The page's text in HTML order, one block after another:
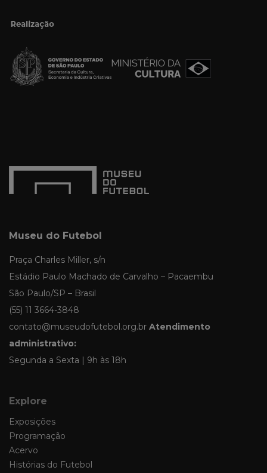
Museu do Futebol
Praça Charles Miller, s/n
Estádio Paulo Machado de Carvalho – Pacaembu
São Paulo/SP – Brasil
(55) 11 3664-3848
contato@museudofutebol.org.br Atendimento
administrativo:
Segunda a Sexta | 9h às 18h
Explore
Exposições
Programação
Acervo
Histórias do Futebol